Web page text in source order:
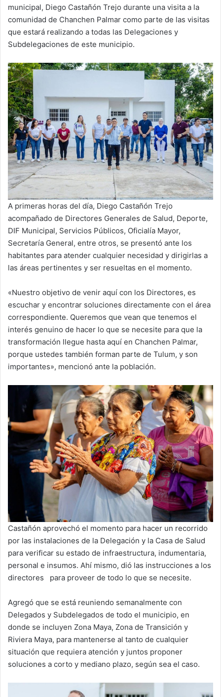
municipal, Diego Castañón Trejo durante una visita a la
comunidad de Chanchen Palmar como parte de las visitas
que estará realizando a todas las Delegaciones y
Subdelegaciones de este municipio.
A primeras horas del día, Diego Castañón Trejo
acompañado de Directores Generales de Salud, Deporte,
DIF Municipal, Servicios Públicos, Oficialía Mayor,
Secretaría General, entre otros, se presentó ante los
habitantes para atender cualquier necesidad y dirigirlas a
las áreas pertinentes y ser resueltas en el momento.
«Nuestro objetivo de venir aquí con los Directores, es
escuchar y encontrar soluciones directamente con el área
correspondiente. Queremos que vean que tenemos el
interés genuino de hacer lo que se necesite para que la
transformación llegue hasta aquí en Chanchen Palmar,
porque ustedes también forman parte de Tulum, y son
importantes», mencionó ante la población.
Castañón aprovechó el momento para hacer un recorrido
por las instalaciones de la Delegación y la Casa de Salud
para verificar su estado de infraestructura, indumentaria,
personal e insumos. Ahí mismo, dió las instrucciones a los
directores para proveer de todo lo que se necesite.
Agregó que se está reuniendo semanalmente con
Delegados y Subdelegados de todo el municipio, en
donde se incluyen Zona Maya, Zona de Transición y
Riviera Maya, para mantenerse al tanto de cualquier
situación que requiera atención y juntos proponer
soluciones a corto y mediano plazo, según sea el caso.